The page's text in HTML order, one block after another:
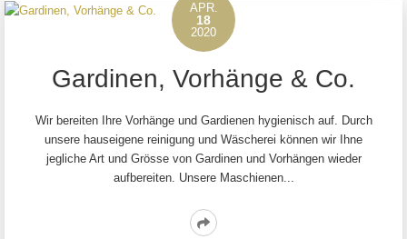
APR.
18
2020
Gardinen, Vorhänge & Co.
Wir bereiten Ihre Vorhänge und Gardienen hygienisch auf. Durch
unsere hauseigene reinigung und Wäscherei können wir Ihne
jegliche Art und Grösse von Gardinen und Vorhängen wieder
aufbereiten. Unsere Maschienen...
Read